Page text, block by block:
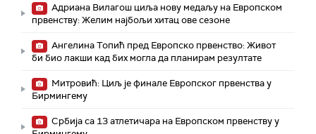
Адриана Вилагош циља нову медаљу на Европском
првенству: Желим најбољи хитац ове сезоне
Ангелина Топић пред Европско првенство: Живот
би био лакши кад бих могла да планирам резултате
Митровић: Циљ је финале Европског првенства у
Бирмингему
Србија са 13 атлетичара на Европском првенству у